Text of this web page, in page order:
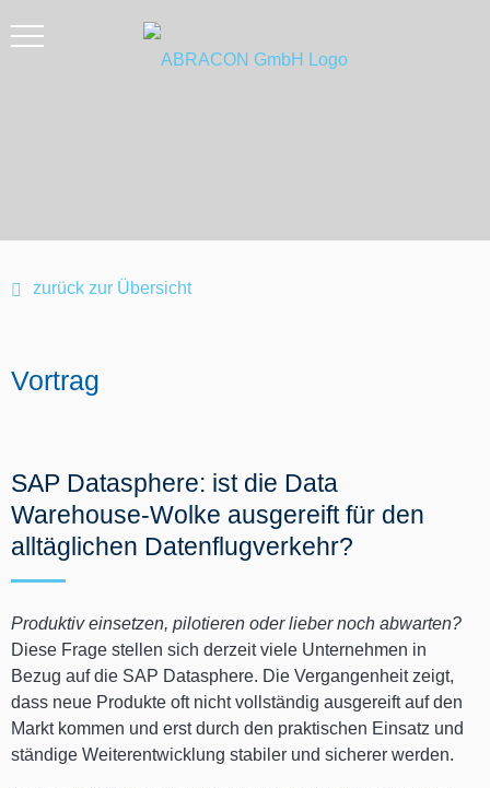
zurück zur Übersicht
Vortrag
SAP Datasphere: ist die Data
Warehouse-Wolke ausgereift für den
alltäglichen Datenflugverkehr?
Produktiv einsetzen, pilotieren oder lieber noch abwarten?
Diese Frage stellen sich derzeit viele Unternehmen in
Bezug auf die SAP Datasphere. Die Vergangenheit zeigt,
dass neue Produkte oft nicht vollständig ausgereift auf den
Markt kommen und erst durch den praktischen Einsatz und
ständige Weiterentwicklung stabiler und sicherer werden.